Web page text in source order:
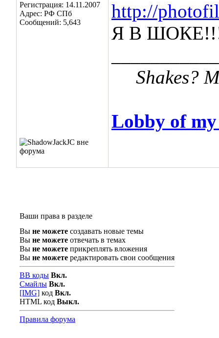
Регистрация: 14.11.2007
Адрес: РФ СПб
Сообщений: 5,643
http://
Я В
Shakes?
Lobby of my
Ваши права в разделе
Вы не можете создавать новые темы
Вы не можете отвечать в темах
Вы не можете прикреплять вложения
Вы не можете редактировать свои сообщения
BB коды Вкл.
Смайлы Вкл.
[IMG] код Вкл.
HTML код Выкл.
Правила форума